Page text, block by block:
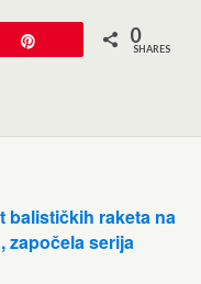
0
SHARES
balističkih raketa na
započela serija